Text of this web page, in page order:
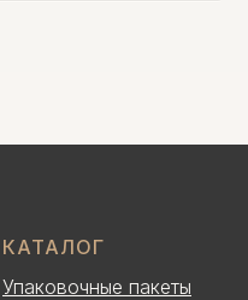
КАТАЛОГ
Упаковочные пакеты